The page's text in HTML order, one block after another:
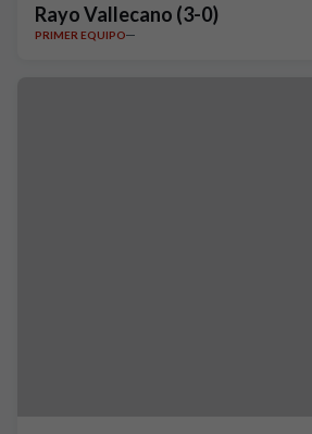
Rayo Vallecano (3-0)
PRIMER EQUIPO